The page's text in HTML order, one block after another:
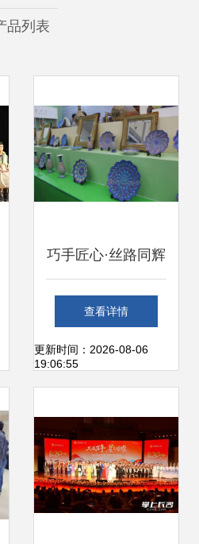
品列表
巧手匠心·丝路同辉
首届上合组织国家
商品展—手工艺术
查看详情
更新时间：2026-08-06
19:06:55